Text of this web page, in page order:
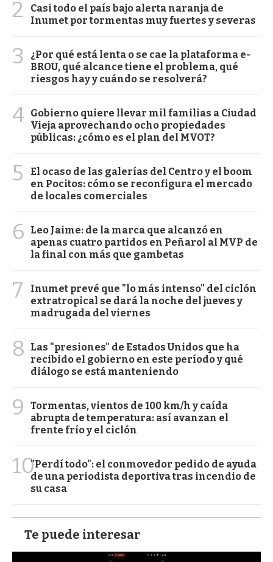
2
Casi todo el país bajo alerta naranja de
Inumet por tormentas muy fuertes y severas
3
¿Por qué está lenta o se cae la plataforma e-
BROU, qué alcance tiene el problema, qué
riesgos hay y cuándo se resolverá?
4 Gobierno quiere llevar mil familias a Ciudad
Vieja aprovechando ocho propiedades
públicas: ¿cómo es el plan del MVOT?
5
El ocaso de las galerías del Centro y el boom
en Pocitos: cómo se reconfigura el mercado
de locales comerciales
6
Leo Jaime: de la marca que alcanzó en
apenas cuatro partidos en Peñarol al MVP de
la final con más que gambetas
7
Inumet prevé que "lo más intenso" del ciclón
extratropical se dará la noche del jueves y
madrugada del viernes
8
Las "presiones" de Estados Unidos que ha
recibido el gobierno en este período y qué
diálogo se está manteniendo
9
Tormentas, vientos de 100 km/h y caída
abrupta de temperatura: así avanzan el
frente frío y el ciclón
10"Perdí todo": el conmovedor pedido de ayuda
de una periodista deportiva tras incendio de
su casa
Te puede interesar